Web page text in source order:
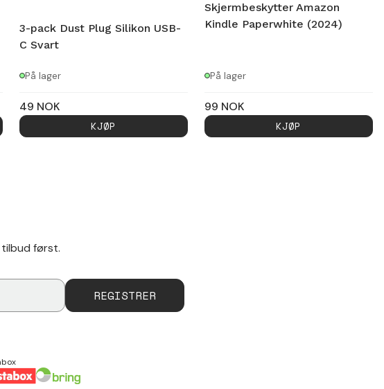
3-pack Dust Plug Silikon USB-
C Svart
På lager
49 NOK
KJØP
Skjermbeskytter Amazon
Kindle Paperwhite (2024)
På lager
99 NOK
KJØP
først.
REGISTRER